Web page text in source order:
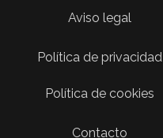
Aviso legal
Política de privacidad
Política de cookies
Contacto